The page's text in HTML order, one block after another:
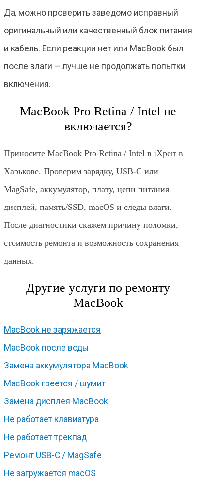
Да, можно проверить заведомо исправный
оригинальный или качественный блок питания
и кабель. Если реакции нет или MacBook был
после влаги — лучше не продолжать попытки
включения.
MacBook Pro Retina / Intel не
включается?
Приносите MacBook Pro Retina / Intel в iXpert в
Харькове. Проверим зарядку, USB-C или
MagSafe, аккумулятор, плату, цепи питания,
дисплей, память/SSD, macOS и следы влаги.
После диагностики скажем причину поломки,
стоимость ремонта и возможность сохранения
данных.
Другие услуги по ремонту
MacBook
MacBook не заряжается
MacBook после воды
Замена аккумулятора MacBook
MacBook греется / шумит
Замена дисплея MacBook
Не работает клавиатура
Не работает трекпад
Ремонт USB-C / MagSafe
Не загружается macOS